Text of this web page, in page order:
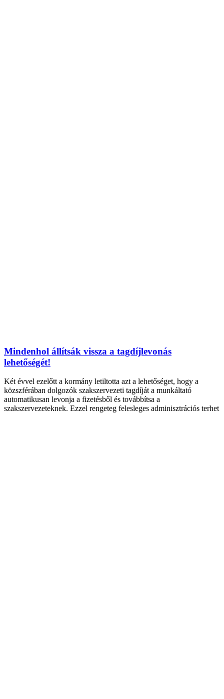
Mindenhol állítsák vissza a tagdíjlevonás
lehetőségét!
Két évvel ezelőtt a kormány letiltotta azt a lehetőséget, hogy a
közszférában dolgozók szakszervezeti tagdíját a munkáltató
automatikusan levonja a fizetésből és továbbítsa a
szakszervezeteknek. Ezzel rengeteg felesleges adminisztrációs terhet